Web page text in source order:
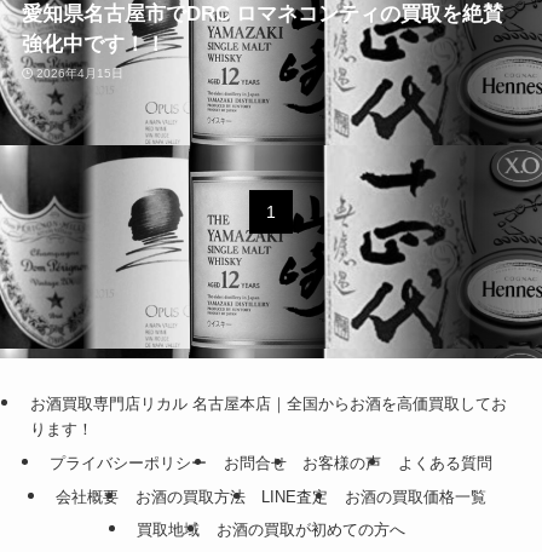
愛知県名古屋市でDRC ロマネコンティの買取を絶賛
強化中です！！
2026年4月15日
1
お酒買取専門店リカル 名古屋本店｜全国からお酒を高価買取してお
ります！
プライバシーポリシー
お問合せ お客様の声
よくある質問
会社概要
お酒の買取方法 LINE査定
お酒の買取価格一覧
買取地域
お酒の買取が初めての方へ